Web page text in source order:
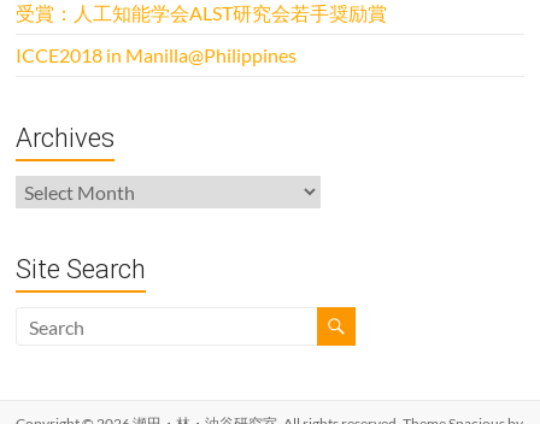
受賞：人工知能学会ALST研究会若手奨励賞
ICCE2018 in Manilla@Philippines
Archives
Archives
Site Search